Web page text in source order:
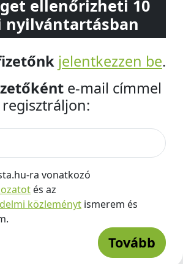
ellenőrizheti 10
nyilvántartásban
jelentkezzen be.
e-mail címmel
regisztráljon:
ra vonatkozó
és az
közleményt ismerem és
Tovább